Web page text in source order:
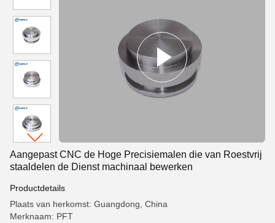
Aangepast CNC de Hoge Precisiemalen die van Roestvrij
staaldelen de Dienst machinaal bewerken
Productdetails
Plaats van herkomst: Guangdong, China
Merknaam: PFT